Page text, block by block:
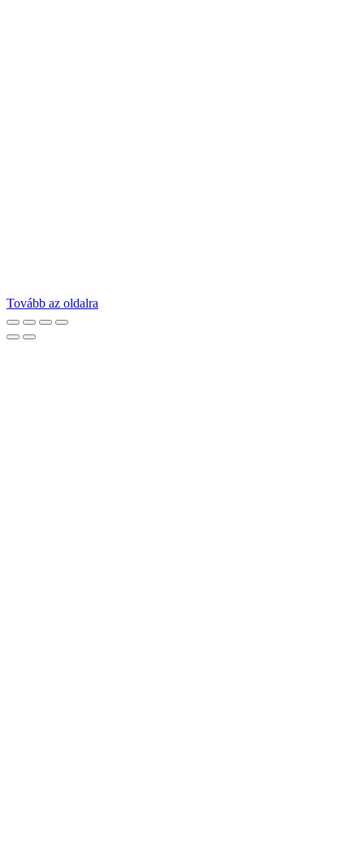
Tovább az oldalra